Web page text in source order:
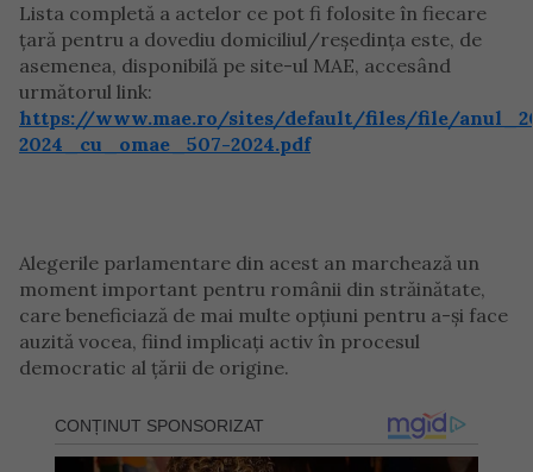
Lista completă a actelor ce pot fi folosite în fiecare
țară pentru a dovediu domiciliul/reședința este, de
asemenea, disponibilă pe site-ul MAE, accesând
următorul link:
https://www.mae.ro/sites/default/files/file/
2024_cu_omae_507-2024.pdf
Alegerile parlamentare din acest an marchează un
moment important pentru românii din străinătate,
care beneficiază de mai multe opțiuni pentru a-și face
auzită vocea, fiind implicați activ în procesul
democratic al țării de origine.